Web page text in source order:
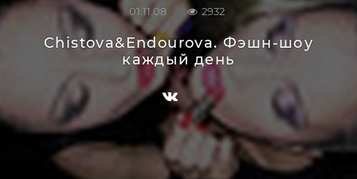
01.11.08 2932
Chistova&Endourova. Фэшн-шоу
каждый день